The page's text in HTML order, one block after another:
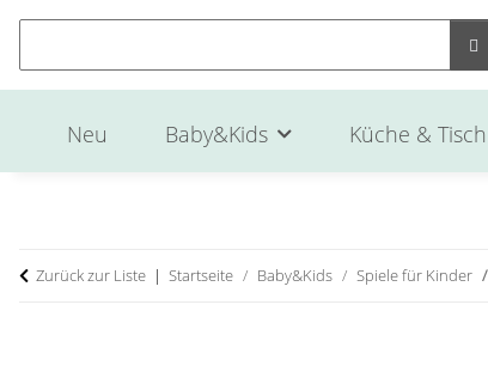
Neu Baby&Kids Küche & Tisch
Zurück zur Liste Startseite Baby&Kids Spiele für Kinder